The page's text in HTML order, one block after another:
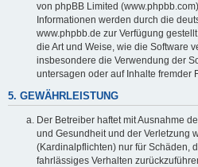
von phpBB Limited
Informationen werden durch die
www.phpbb.de zur Verfügung
die Art und Weise, wie die Software
insbesondere die Verwendung der
untersagen oder auf Inhalte fremder
5. GEWÄHRLEISTUNG
Der Betreiber haftet mit Ausnahme
und Gesundheit und der Verletzung
(Kardinalpflichten) nur für Schäden,
fahrlässiges Verhalten